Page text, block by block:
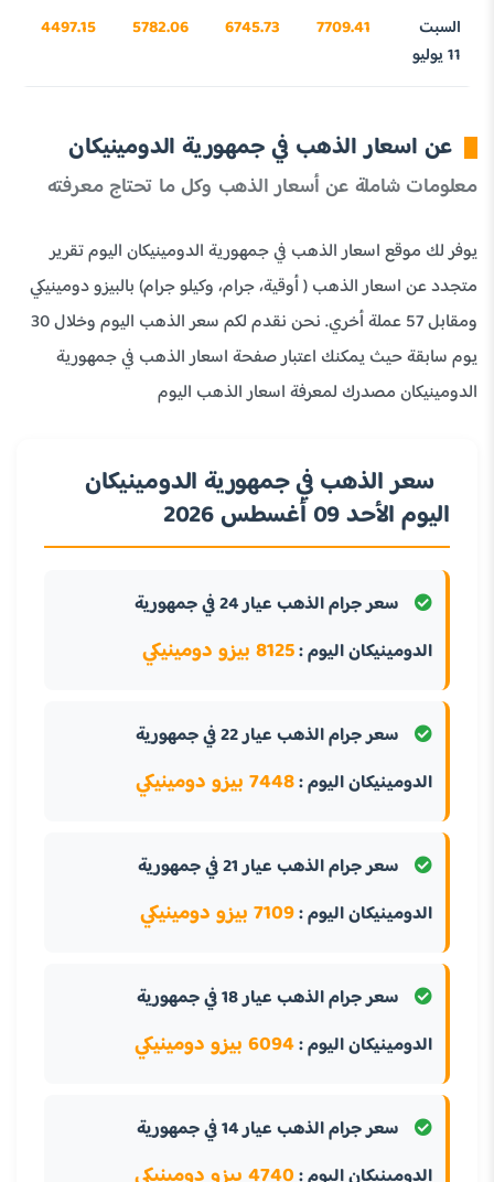
السبت
11 يوليو
7709.41
6745.73
5782.06
4497.15
عن اسعار الذهب في جمهورية الدومينيكان
معلومات شاملة عن أسعار الذهب وكل ما تحتاج معرفته
يوفر لك موقع اسعار الذهب في جمهورية الدومينيكان اليوم تقرير
متجدد عن اسعار الذهب ( أوقية، جرام، وكيلو جرام) بالبيزو دومينيكي
ومقابل 57 عملة أخري. نحن نقدم لكم سعر الذهب اليوم وخلال 30
يوم سابقة حيث يمكنك اعتبار صفحة اسعار الذهب في جمهورية
الدومينيكان مصدرك لمعرفة اسعار الذهب اليوم
سعر الذهب في جمهورية الدومينيكان
اليوم الأحد 09 أغسطس 2026
سعر جرام الذهب عيار 24 في جمهورية
الدومينيكان اليوم :8125 بيزو دومينيكي
سعر جرام الذهب عيار 22 في جمهورية
الدومينيكان اليوم :7448 بيزو دومينيكي
سعر جرام الذهب عيار 21 في جمهورية
الدومينيكان اليوم :7109 بيزو دومينيكي
سعر جرام الذهب عيار 18 في جمهورية
الدومينيكان اليوم :6094 بيزو دومينيكي
سعر جرام الذهب عيار 14 في جمهورية